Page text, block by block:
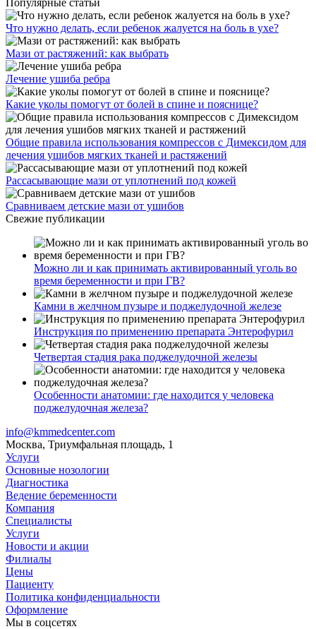
Что нужно делать, если ребенок жалуется на боль в ухе?
Мази от растяжений: как выбрать
Лечение ушиба ребра
Какие уколы помогут от болей в спине и пояснице?
Общие правила использования компрессов с Димексидом для
лечения ушибов мягких тканей и растяжений
Рассасывающие мази от уплотнений под кожей
Сравниваем детские мази от ушибов
Свежие публикации
Можно ли и как принимать активированный уголь во
время беременности и при ГВ?
Камни в желчном пузыре и поджелудочной железе
Инструкция по применению препарата Энтерофурил
Четвертая стадия рака поджелудочной железы
Особенности анатомии: где находится у человека
поджелудочная железа?
info@kmmedcenter.com
Москва, Триумфальная площадь, 1
Услуги
Основные нозологии
Диагностика
Ведение беременности
Компания
Специалисты
Услуги
Новости и акции
Филиалы
Цены
Пациенту
Политика конфиденциальности
Оформление
Мы в соцсетях